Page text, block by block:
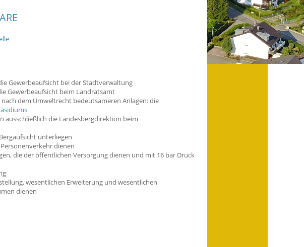
Gewerbeaufsicht bei der Stadtverwaltung
Gewerbeaufsicht beim Landratsamt
dem Umweltrecht bedeutsameren Anlagen: die
ausschließlich die Landesbergdirektion beim
unterliegen
dienen
die der öffentlichen Versorgung dienen und mit 16 bar Druck
wesentlichen Erweiterung und wesentlichen
dienen